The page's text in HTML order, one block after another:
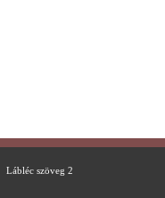
Lábléc szöveg 2